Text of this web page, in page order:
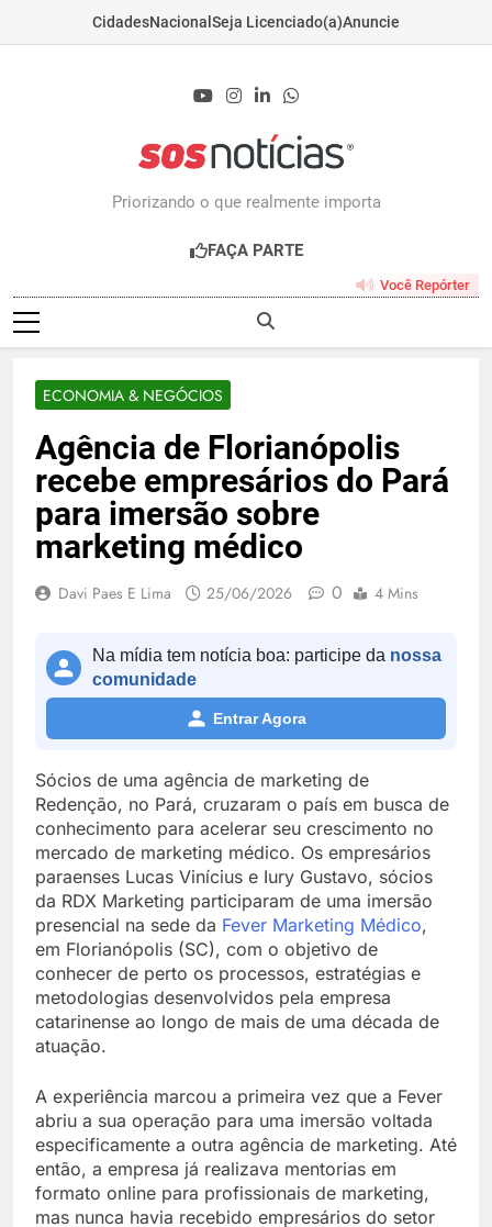
CidadesNacional Seja Licenciado(a)Anuncie
Priorizando o que realmente importa
FAÇA PARTE
Você Repórter
ECONOMIA & NEGÓCIOS
Agência de Florianópolis
recebe empresários do Pará
para imersão sobre
marketing médico
Davi Paes E Lima 25/06/2026 0 4 Mins
Na mídia tem notícia boa: participe da nossa
comunidade
Entrar Agora
Sócios de uma agência de marketing de
Redenção, no Pará, cruzaram o país em busca de
conhecimento para acelerar seu crescimento no
mercado de marketing médico. Os empresários
paraenses Lucas Vinícius e Iury Gustavo, sócios
da RDX Marketing participaram de uma imersão
presencial na sede da Fever Marketing Médico,
em Florianópolis (SC), com o objetivo de
conhecer de perto os processos, estratégias e
metodologias desenvolvidos pela empresa
catarinense ao longo de mais de uma década de
atuação.
A experiência marcou a primeira vez que a Fever
abriu a sua operação para uma imersão voltada
especificamente a outra agência de marketing. Até
então, a empresa já realizava mentorias em
formato online para profissionais de marketing,
mas nunca havia recebido empresários do setor